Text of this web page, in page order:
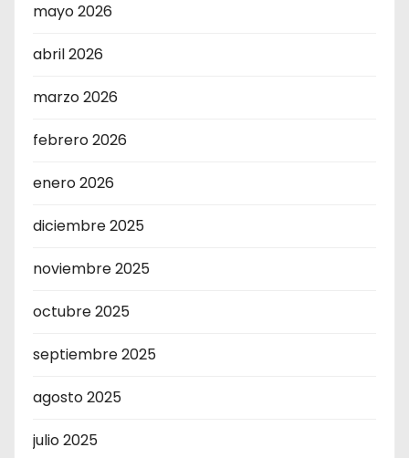
mayo 2026
abril 2026
marzo 2026
febrero 2026
enero 2026
diciembre 2025
noviembre 2025
octubre 2025
septiembre 2025
agosto 2025
julio 2025